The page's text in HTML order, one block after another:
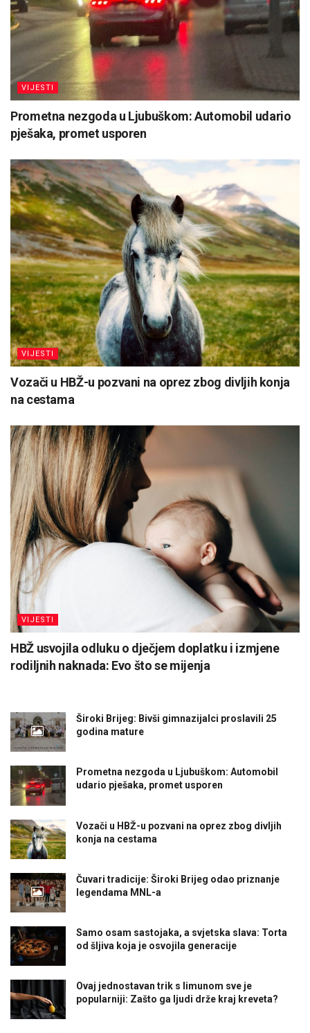
VIJESTI
Prometna nezgoda u Ljubuškom: Automobil udario
pješaka, promet usporen
VIJESTI
Vozači u HBŽ-u pozvani na oprez zbog divljih konja
na cestama
VIJESTI
HBŽ usvojila odluku o dječjem doplatku i izmjene
rodiljnih naknada: Evo što se mijenja
Široki Brijeg: Bivši gimnazijalci proslavili 25
godina mature
Prometna nezgoda u Ljubuškom: Automobil
udario pješaka, promet usporen
Vozači u HBŽ-u pozvani na oprez zbog divljih
konja na cestama
Čuvari tradicije: Široki Brijeg odao priznanje
legendama MNL-a
Samo osam sastojaka, a svjetska slava: Torta
od šljiva koja je osvojila generacije
Ovaj jednostavan trik s limunom sve je
popularniji: Zašto ga ljudi drže kraj kreveta?